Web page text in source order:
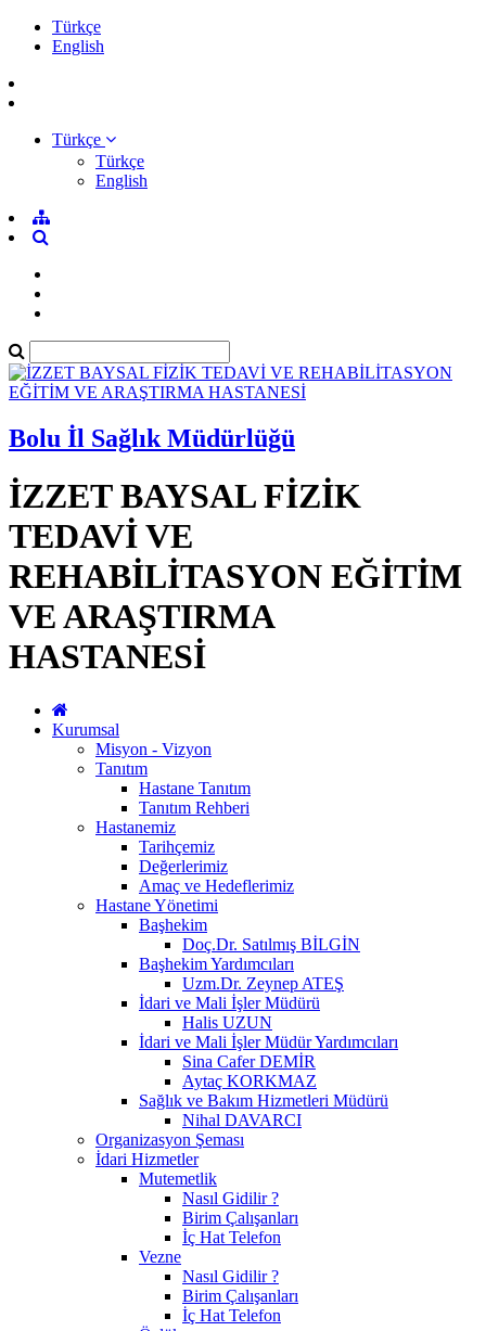
Türkçe
English
Türkçe
Türkçe
English
Bolu İl Sağlık Müdürlüğü
İZZET BAYSAL FİZİK
TEDAVİ VE
REHABİLİTASYON EĞİTİM
VE ARAŞTIRMA
HASTANESİ
Kurumsal
Misyon - Vizyon
Tanıtım
Hastane Tanıtım
Tanıtım Rehberi
Hastanemiz
Tarihçemiz
Değerlerimiz
Amaç ve Hedeflerimiz
Hastane Yönetimi
Başhekim
Doç.Dr. Satılmış BİLGİN
Başhekim Yardımcıları
Uzm.Dr. Zeynep ATEŞ
İdari ve Mali İşler Müdürü
Halis UZUN
İdari ve Mali İşler Müdür Yardımcıları
Sina Cafer DEMİR
Aytaç KORKMAZ
Sağlık ve Bakım Hizmetleri Müdürü
Nihal DAVARCI
Organizasyon Şeması
İdari Hizmetler
Mutemetlik
Nasıl Gidilir ?
Birim Çalışanları
İç Hat Telefon
Vezne
Nasıl Gidilir ?
Birim Çalışanları
İç Hat Telefon